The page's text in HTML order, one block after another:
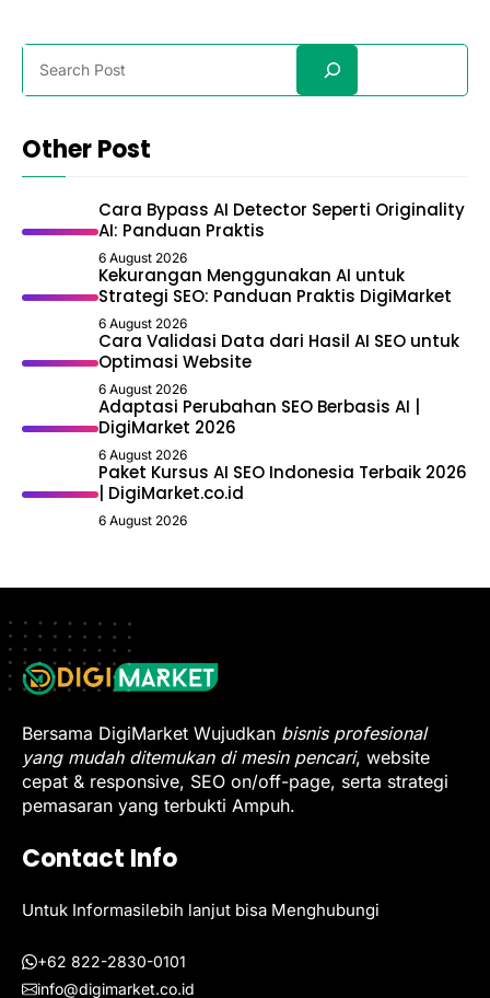
Search
Other Post
Cara Bypass AI Detector Seperti Originality
AI: Panduan Praktis
6 August 2026
Kekurangan Menggunakan AI untuk
Strategi SEO: Panduan Praktis DigiMarket
6 August 2026
Cara Validasi Data dari Hasil AI SEO untuk
Optimasi Website
6 August 2026
Adaptasi Perubahan SEO Berbasis AI |
DigiMarket 2026
6 August 2026
Paket Kursus AI SEO Indonesia Terbaik 2026
| DigiMarket.co.id
6 August 2026
Bersama DigiMarket Wujudkan bisnis profesional
yang mudah ditemukan di mesin pencari, website
cepat & responsive, SEO on/off-page, serta strategi
pemasaran yang terbukti Ampuh.
Contact Info
Untuk Informasilebih lanjut bisa Menghubungi
+62 822-2830-0101
info@digimarket.co.id